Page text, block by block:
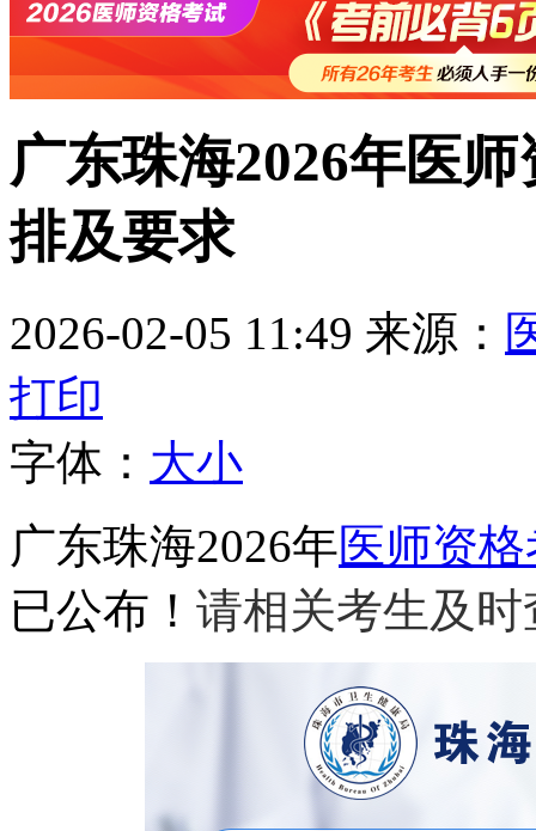
广东珠海2026年医
排及要求
2026-02-05 11:49 来源：
打印
字体： 大小
广东珠海2026年医师资
已公布！ 请相关考生及